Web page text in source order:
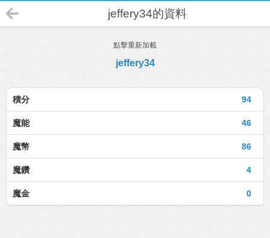
jeffery34的資料
點擊重新加載
jeffery34
94
積分
46
魔能
86
魔幣
4
魔鑽
0
魔金